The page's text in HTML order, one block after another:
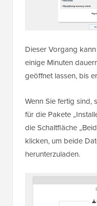
Dieser Vorgang
einige Minuten
geöffnet lassen, bis
Wenn Sie fertig sind,
für die Pakete
die Schaltfläche
klicken, um beide
herunterzuladen.